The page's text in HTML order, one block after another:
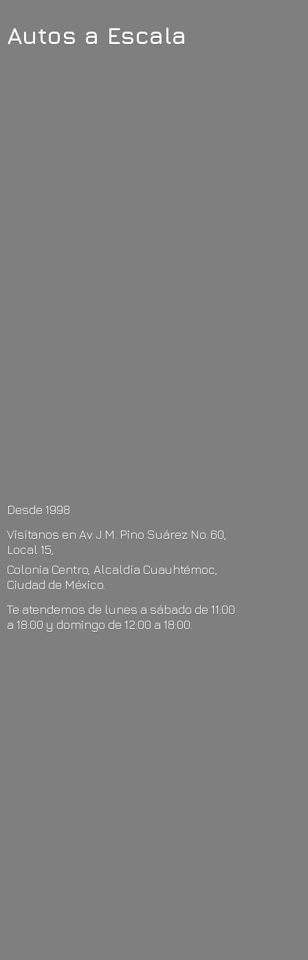
Autos a Escala
Desde 1998
Visítanos en Av. J.M. Pino Suárez No. 60,
Local 15,
Colonia Centro, Alcaldía Cuauhtémoc,
Ciudad de México.
Te atendemos de lunes a sábado de 11:00
a 18:00 y domingo de 12:00 a 18:00.